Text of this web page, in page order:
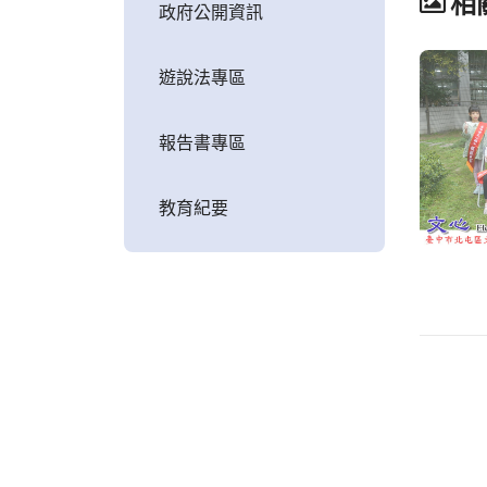
政府公開資訊
遊說法專區
報告書專區
教育紀要